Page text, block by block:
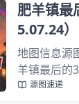
肥羊镇最
5.07.24）
地图信息源
羊镇最后的
洞。对部分
源图速递